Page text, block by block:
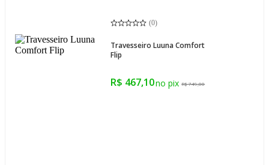
(0)
Travesseiro Luuna Comfort
Flip
R$ 467,10 R$ 749,00